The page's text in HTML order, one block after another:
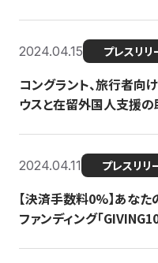
2024.04.15 プレスリリ
コングラント、旅行者向
ウスと在留外国人支援
2024.04.11 プレスリリ
【決済手数料0%】あな
ファンディング「